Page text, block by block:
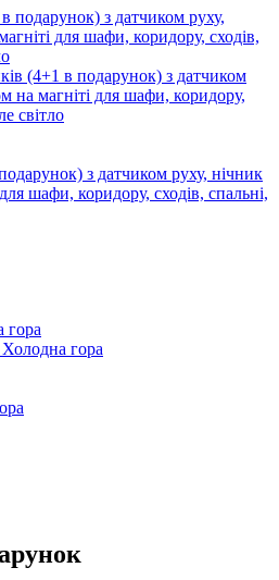
з датчиком руху, нічник
шафи, коридору, сходів, спальні,